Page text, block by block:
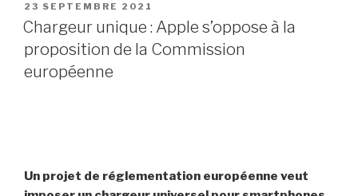
PUBLIÉ
LE
23 SEPTEMBRE 2021
Chargeur unique : Apple s’oppose à la
proposition de la Commission
européenne
Un projet de réglementation européenne veut